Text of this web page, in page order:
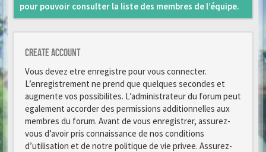
pour pouvoir consulter la liste des membres de l’équipe.
Create account
Vous devez etre enregistre pour vous connecter.
L’enregistrement ne prend que quelques secondes et
augmente vos possibilites. L’administrateur du forum peut
egalement accorder des permissions additionnelles aux
membres du forum. Avant de vous enregistrer, assurez-
vous d’avoir pris connaissance de nos conditions
d’utilisation et de notre politique de vie privee. Assurez-